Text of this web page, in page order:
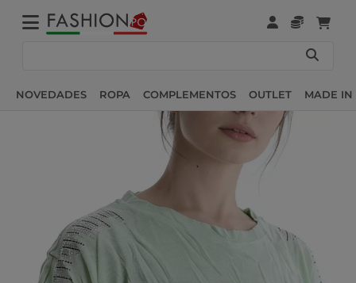
NOVEDADES ROPA COMPLEMENTOS OUTLET MADE IN